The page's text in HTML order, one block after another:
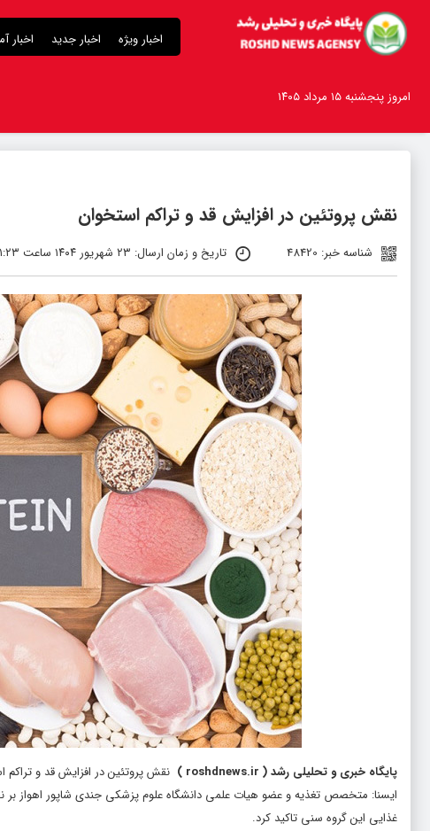
اخبار ویژه اخبار جدید اخبار
امروز پنجشنبه ۱۵ مرداد ۱۴۰۵
نقش پروتئین در افزایش قد و تراکم استخوان
شناسه خبر: 48420 تاریخ و زمان ارسال: ۲۳ شهریور ۱۴۰۴ ساعت ۱۱:۲۳
پایگاه خبری و تحلیلی رشد(
roshdnews.ir
) نقش پروتئین در افزایش قد و
ایسنا: متخصص تغذیه و عضو هیات علمی دانشگاه علوم پزشکی جندی شاپور اهواز بر
غذایی این گروه سنی تاکید کرد.